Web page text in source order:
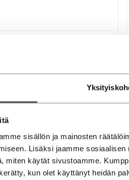
sisällön ja mainosten
Lisäksi jaamme
miten käytät sivustoamme.
kun olet käyttänyt heidän
/ Vakionopeudensäädin /
202000 km